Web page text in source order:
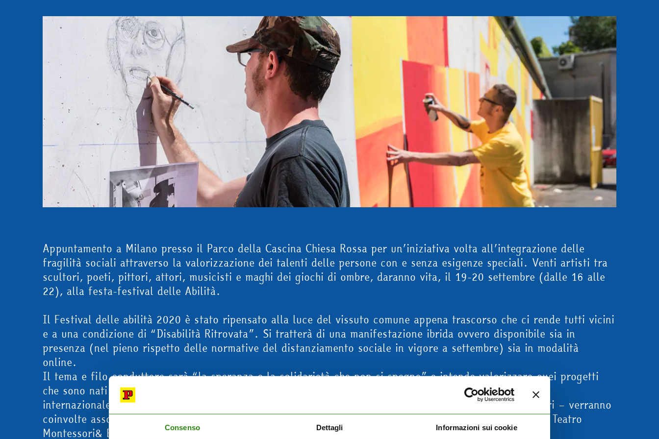
Consenso Dettagli Informazioni sui cookie
Appuntamento a Milano presso il Parco della Cascina Chiesa Rossa per un’iniziativa volta all’integrazione delle
fragilità sociali attraverso la valorizzazione dei talenti delle persone con e senza esigenze speciali. Venti artisti tra
scultori, poeti, pittori, attori, musicisti e maghi dei giochi di ombre, daranno vita, il 19-20 settembre (dalle 16 alle
22), alla festa-festival delle Abilità.
Il Festival delle abilità 2020 è stato ripensato alla luce del vissuto comune appena trascorso che ci rende tutti vicini
e a una condizione di “Disabilità Ritrovata”. Si tratterà di una manifestazione ibrida ovvero disponibile sia in
presenza (nel pieno rispetto delle normative del distanziamento sociale in vigore a settembre) sia in modalità
online.
Il tema e filo conduttore sarà “la speranza e la solidarietà che non si spegne” e intende valorizzare quei progetti
che sono nati o proseguiti durante la quarantena dando vita a “opere d’arte”. Accanto a artisti di fama
internazionale – fondazione Pomodoro, lo scultore Felice Tagliaferri e la ballerina/pittrice Simona Atzori – verranno
coinvolte associazioni e performer che insistono sul territorio cittadino e di zona – DopolavoroStadera, Teatro
Montessori& Brandao e molti altri.